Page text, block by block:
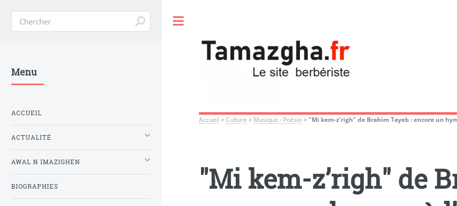
Accueil >Culture > Musique - Poésie >"Mi kem-z’righ" de Brahim Tayeb : encore un
"Mi kem-z’righ" de
Menu
ACCUEIL
ACTUALITÉ
AWAL N IMAZIGHEN
BIOGRAPHIES